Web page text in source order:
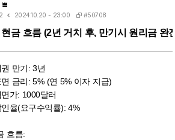
면에서는 "정의역이 넓어진 근사적 결
셈입니다.
먼저 끝내서 i를 없앤 뒤 조건을 대입하
도메인 조건과 함께) 정리가 되는 경우가
2024.10.20 - 23:00 #50708
금 흐름 (2년 거치 후, 만기시 원리금 완
만기: 3년
금리: 5% (연 5% 이자 지급)
가: 1000달러
율(요구수익률): 4%
흐름: